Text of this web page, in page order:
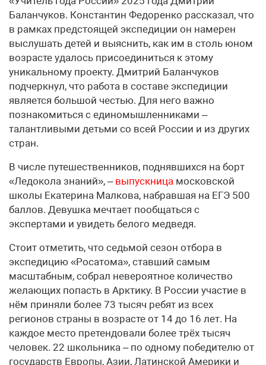
Баланчуков. Константин Федоренко рассказал, что
в рамках предстоящей экспедиции он намерен
выслушать детей и выяснить, как им в столь юном
возрасте удалось присоединиться к этому
уникальному проекту. Дмитрий Баланчуков
подчеркнул, что работа в составе экспедиции
является большой честью. Для него важно
познакомиться с единомышленниками –
талантливыми детьми со всей России и из других
стран.
В числе путешественников, поднявшихся на борт
«Ледокола знаний», – выпускница московской
школы Екатерина Малкова, набравшая на ЕГЭ 500
баллов. Девушка мечтает пообщаться с
экспертами и увидеть белого медведя.
Стоит отметить, что седьмой сезон отбора в
экспедицию «Росатома», ставший самым
масштабным, собрал невероятное количество
желающих попасть в Арктику. В России участие в
нём приняли более 73 тысяч ребят из всех
регионов страны в возрасте от 14 до 16 лет. На
каждое место претендовали более трёх тысяч
человек. 22 школьника – по одному победителю от
государств Европы, Азии, Латинской Америки и